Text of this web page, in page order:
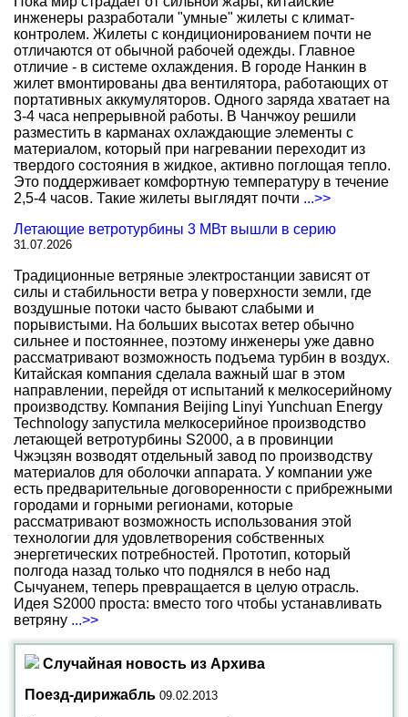
инженеры разработали "умные" жилеты с климат-
контролем. Жилеты с кондиционированием почти не
отличаются от обычной рабочей одежды. Главное
отличие - в системе охлаждения. В городе Нанкин в
жилет вмонтированы два вентилятора, работающих от
портативных аккумуляторов. Одного заряда хватает на
3-4 часа непрерывной работы. В Чанчжоу решили
разместить в карманах охлаждающие элементы с
материалом, который при нагревании переходит из
твердого состояния в жидкое, активно поглощая тепло.
Это поддерживает комфортную температуру в течение
2,5-4 часов. Такие жилеты выглядят почти ...>>
Летающие ветротурбины 3 МВт вышли в серию
31.07.2026
Традиционные ветряные электростанции зависят от
силы и стабильности ветра у поверхности земли, где
воздушные потоки часто бывают слабыми и
порывистыми. На больших высотах ветер обычно
сильнее и постояннее, поэтому инженеры уже давно
рассматривают возможность подъема турбин в воздух.
Китайская компания сделала важный шаг в этом
направлении, перейдя от испытаний к мелкосерийному
производству. Компания Beijing Linyi Yunchuan Energy
Technology запустила мелкосерийное производство
летающей ветротурбины S2000, а в провинции
Чжэцзян возводят отдельный завод по производству
материалов для оболочки аппарата. У компании уже
есть предварительные договоренности с прибрежными
городами и горными регионами, которые
рассматривают возможность использования этой
технологии для удовлетворения собственных
энергетических потребностей. Прототип, который
полгода назад только что поднялся в небо над
Сычуанем, теперь превращается в целую отрасль.
Идея S2000 проста: вместо того чтобы устанавливать
ветряну ...>>
Случайная новость из Архива
Поезд-дирижабль 09.02.2013